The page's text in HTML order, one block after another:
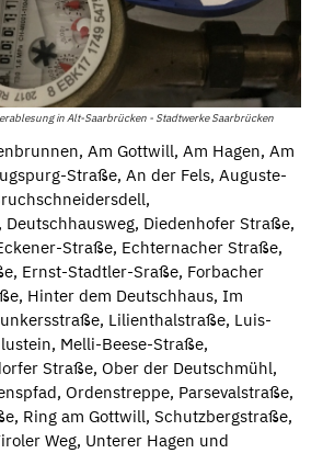
in Alt-Saarbrücken - Stadtwerke Saarbrücken
Am Gottwill, Am Hagen, Am
Straße, An der Fels, Auguste-
Diedenhofer Straße,
Straße, Echternacher Straße,
Ernst-Stadtler-Sraße, Forbacher
Hinter dem Deutschhaus, Im
Lilienthalstraße, Luis-
Melli-Beese-Straße,
Straße, Ober der Deutschmühl,
Ordenstreppe, Parsevalstraße,
Ring am Gottwill, Schutzbergstraße,
Weg, Unterer Hagen und